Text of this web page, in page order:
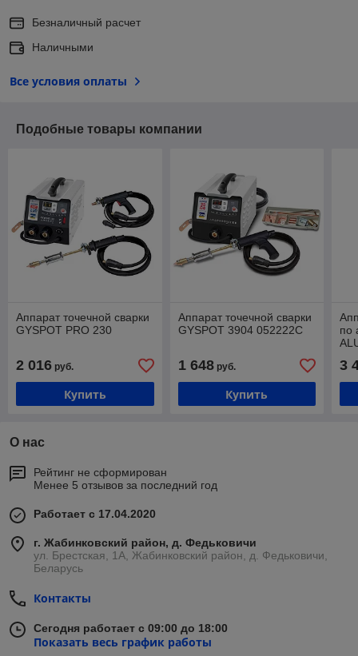
Безналичный расчет
Наличными
Все условия оплаты
Подобные товары компании
Аппарат точечной сварки
GYSPOT PRO 230
2 016 руб.
Купить
Аппарат точечной сварки
GYSPOT 3904 052222C
1 648руб.
Купить
по
3
О нас
Рейтинг не сформирован
Менее 5 отзывов за последний год
Работает с 17.04.2020
г. Жабинковский район, д. Федьковичи
ул. Брестская, 1А, Жабинковский район, д. Федьковичи,
Беларусь
Контакты
Сегодня работает с 09:00 до 18:00
Показать весь график работы